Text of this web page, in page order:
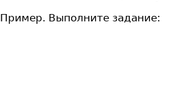
Пример. Выполните задание: